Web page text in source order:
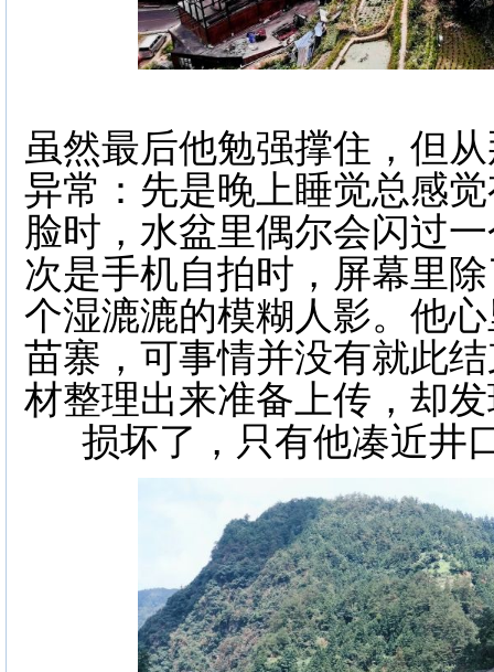
虽然最后他勉强撑住，但
异常：先是晚上睡觉总感
脸时，水盆里偶尔会闪过
次是手机自拍时，屏幕里
个湿漉漉的模糊人影。他
苗寨，可事情并没有就此
材整理出来准备上传，却
损坏了，只有他凑近井